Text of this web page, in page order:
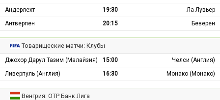
Андерлехт
19:30
Ла Лувьер
Антверпен
20:15 Беверен
Товарищеские матчи: Клубы
Джохор Дарул Тазим (Малайзия) 15:00
Челси (Англия)
Ливерпуль (Англия)
16:30 Монако (Монако)
Венгрия: ОТР Банк Лига